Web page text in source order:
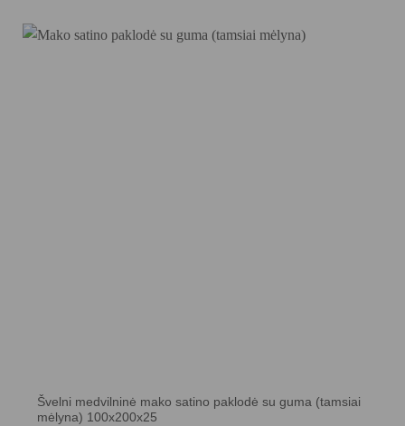
Švelni medvilninė mako satino paklodė su guma (tamsiai
mėlyna) 100x200x25